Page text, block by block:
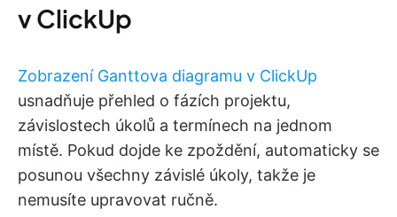
v ClickUp
Zobrazení Ganttova diagramu v ClickUp
usnadňuje přehled o fázích projektu,
závislostech úkolů a termínech na jednom
místě. Pokud dojde ke zpoždění, automaticky se
posunou všechny závislé úkoly, takže je
nemusíte upravovat ručně.